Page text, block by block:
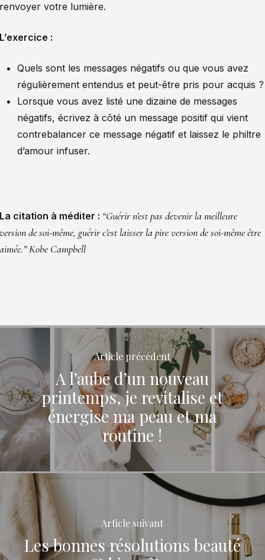
votre lumière.
:
Quels sont les messages négatifs ou que vous avez
régulièrement entendus et peut-être pris pour acquis ?
Lorsque vous avez listé une dizaine de messages
négatifs, écrivez à côté un message positif qui vient
contrebalancer ce message négatif et laissez le philtre
d’amour infuser.
citation à méditer : “Guérir n’est pas devenir la meilleure
de soi-même, guérir c’est laisser la pire version de soi-même être
Kobe Campbell
Article précédent
A l’aube d’un nouveau
printemps, je revitalise et
énergise ma peau et ma
routine !
Article suivant
Les bonnes résolutions beauté